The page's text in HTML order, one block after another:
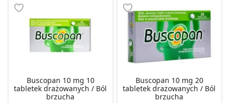
Buscopan 10 mg 10
tabletek drażowanych / Ból
brzucha
Buscopan 10 mg 20
tabletek drażowanych / Ból
brzucha